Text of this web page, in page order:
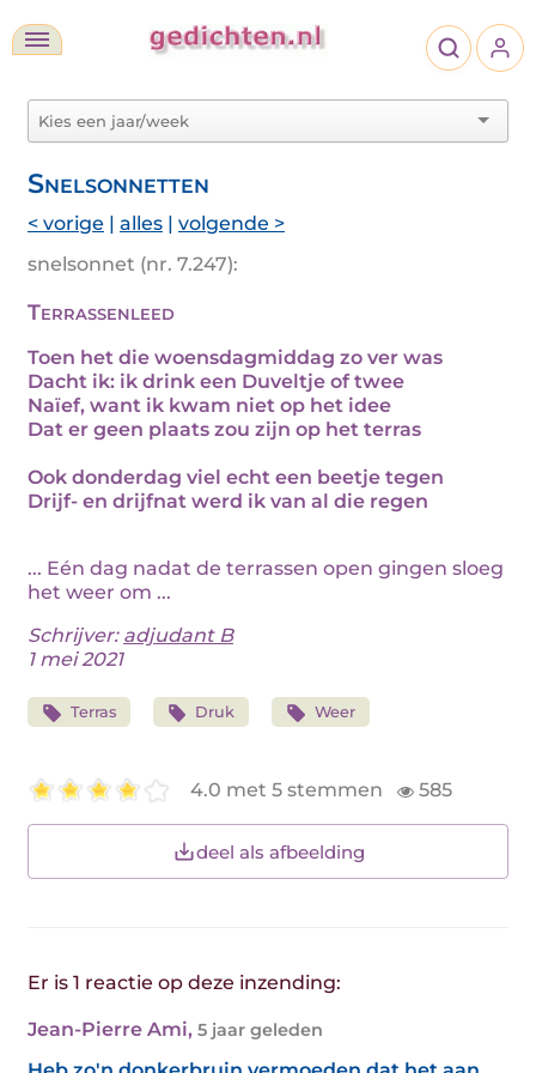
Snelsonnetten
< vorige | alles | volgende >
snelsonnet (nr. 7.247):
Terrassenleed
Toen het die woensdagmiddag zo ver was
Dacht ik: ik drink een Duveltje of twee
Naïef, want ik kwam niet op het idee
Dat er geen plaats zou zijn op het terras
Ook donderdag viel echt een beetje tegen
Drijf- en drijfnat werd ik van al die regen
... Eén dag nadat de terrassen open gingen sloeg
het weer om ...
Schrijver: adjudant B
1 mei 2021
Terras Druk Weer
4.0 met 5 stemmen 585
deel als afbeelding
Er is 1 reactie op deze inzending:
Jean-Pierre Ami, 5 jaar geleden